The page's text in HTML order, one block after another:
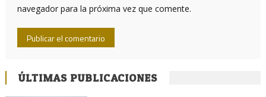
navegador para la próxima vez que comente.
ÚLTIMAS PUBLICACIONES